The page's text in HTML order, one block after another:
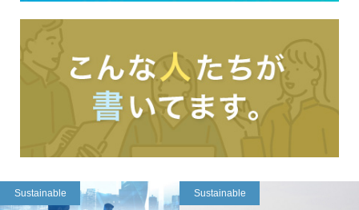
Sustainable Sustainable